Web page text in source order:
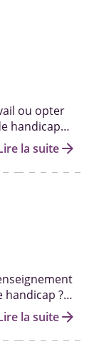
ou opter
handicap
la suitearrow_forward
?
aides
un
la suitearrow_forward